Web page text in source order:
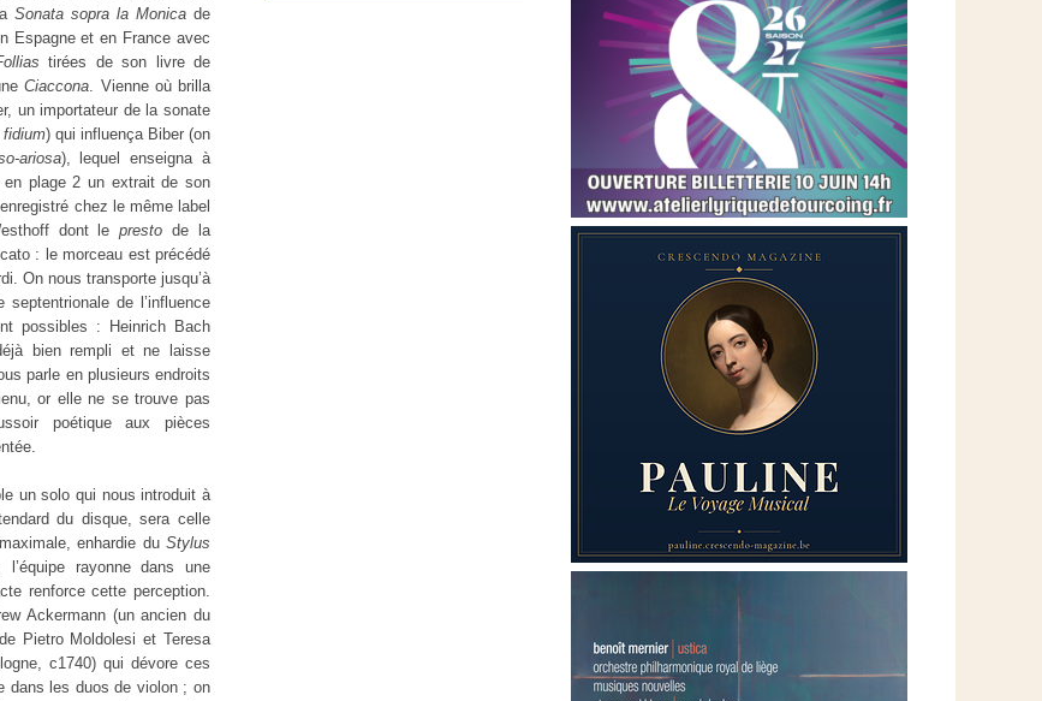
Sonata sopra la Monica de
Espagne et en France avec
tirées de son livre de
Ciaccona. Vienne où brilla
un importateur de la sonate
fidium) qui influença Biber (on
ariosa), lequel enseigna à
plage 2 un extrait de son
chez le même label
dont lepresto de la
: le morceau est précédé
On nous transporte jusqu’à
de l’influence
possibles : Heinrich Bach
bien rempli et ne laisse
parle en plusieurs endroits
or elle ne se trouve pas
poétique aux pièces
un solo qui nous introduit à
du disque, sera celle
enhardie du Stylus
rayonne dans une
renforce cette perception.
Ackermann (un ancien du
Pietro Moldolesi et Teresa
c1740) qui dévore ces
dans les duos de violon ; on